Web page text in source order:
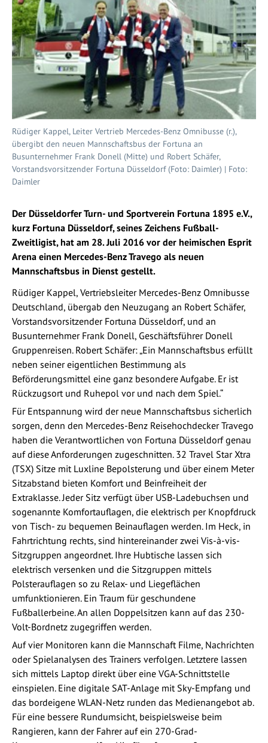
Rüdiger Kappel, Leiter Vertrieb Mercedes-Benz Omnibusse (r.),
übergibt den neuen Mannschaftsbus der Fortuna an
Busunternehmer Frank Donell (Mitte) und Robert Schäfer,
Vorstandsvorsitzender Fortuna Düsseldorf (Foto: Daimler) | Foto:
Daimler
Der Düsseldorfer Turn- und Sportverein Fortuna 1895 e.V.,
kurz Fortuna Düsseldorf, seines Zeichens Fußball-
Zweitligist, hat am 28. Juli 2016 vor der heimischen Esprit
Arena einen Mercedes-Benz Travego als neuen
Mannschaftsbus in Dienst gestellt.
Rüdiger Kappel, Vertriebsleiter Mercedes-Benz Omnibusse
Deutschland, übergab den Neuzugang an Robert Schäfer,
Vorstandsvorsitzender Fortuna Düsseldorf, und an
Busunternehmer Frank Donell, Geschäftsführer Donell
Gruppenreisen. Robert Schäfer: „Ein Mannschaftsbus erfüllt
neben seiner eigentlichen Bestimmung als
Beförderungsmittel eine ganz besondere Aufgabe. Er ist
Rückzugsort und Ruhepol vor und nach dem Spiel.“
Für Entspannung wird der neue Mannschaftsbus sicherlich
sorgen, denn den Mercedes-Benz Reisehochdecker Travego
haben die Verantwortlichen von Fortuna Düsseldorf genau
auf diese Anforderungen zugeschnitten. 32 Travel Star Xtra
(TSX) Sitze mit Luxline Bepolsterung und über einem Meter
Sitzabstand bieten Komfort und Beinfreiheit der
Extraklasse. Jeder Sitz verfügt über USB-Ladebuchsen und
sogenannte Komfortauflagen, die elektrisch per Knopfdruck
von Tisch- zu bequemen Beinauflagen werden. Im Heck, in
Fahrtrichtung rechts, sind hintereinander zwei Vis-à-vis-
Sitzgruppen angeordnet. Ihre Hubtische lassen sich
elektrisch versenken und die Sitzgruppen mittels
Polsterauflagen so zu Relax- und Liegeflächen
umfunktionieren. Ein Traum für geschundene
Fußballerbeine. An allen Doppelsitzen kann auf das 230-
Volt-Bordnetz zugegriffen werden.
Auf vier Monitoren kann die Mannschaft Filme, Nachrichten
oder Spielanalysen des Trainers verfolgen. Letztere lassen
sich mittels Laptop direkt über eine VGA-Schnittstelle
einspielen. Eine digitale SAT-Anlage mit Sky-Empfang und
das bordeigene WLAN-Netz runden das Medienangebot ab.
Für eine bessere Rundumsicht, beispielsweise beim
Rangieren, kann der Fahrer auf ein 270-Grad-